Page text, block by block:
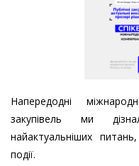
Напередодні
закупівель ми
найактуальніших
події.